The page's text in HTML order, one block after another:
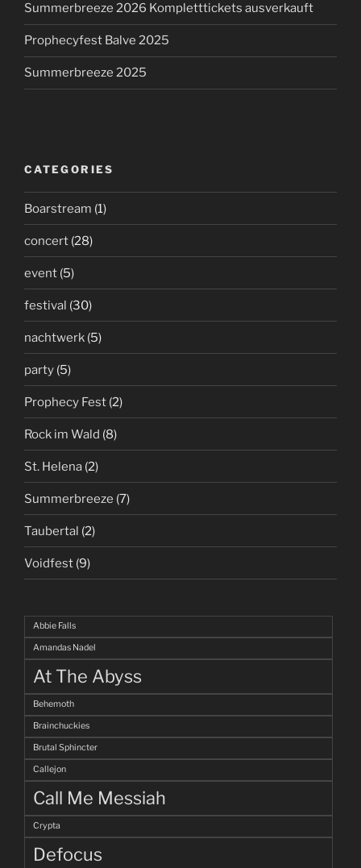
Summerbreeze 2026 Kompletttickets ausverkauft
Prophecyfest Balve 2025
Summerbreeze 2025
CATEGORIES
Boarstream (1)
concert (28)
event (5)
festival (30)
nachtwerk (5)
party (5)
Prophecy Fest (2)
Rock im Wald (8)
St. Helena (2)
Summerbreeze (7)
Taubertal (2)
Voidfest (9)
Abbie Falls
Amandas Nadel
At The Abyss
Behemoth
Brainchuckies
Brutal Sphincter
Callejon
Call Me Messiah
Crypta
Defocus